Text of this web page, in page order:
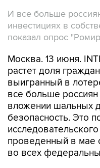
И все больше
инвестициях в
показал опрос
Москва. 13 июня.
растет доля
выигранный в
все больше
вложении шальных
безопасность. Это
проведенный в мае
во всех